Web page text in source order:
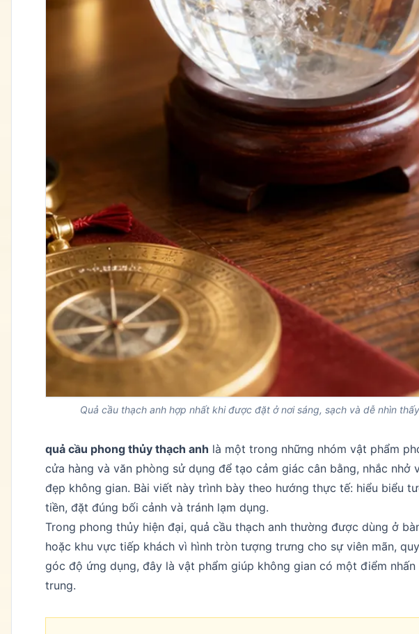
Quả cầu thạch anh hợp nhất khi được đặt ở nơi sáng, sạch và dễ nhìn
quả cầu phong thủy thạch anh là một trong những nhóm vật phẩm
cửa hàng và văn phòng sử dụng để tạo cảm giác cân bằng, nhắc nhở
đẹp không gian. Bài viết này trình bày theo hướng thực tế: hiểu biểu
tiền, đặt đúng bối cảnh và tránh lạm dụng.
Trong phong thủy hiện đại, quả cầu thạch anh thường được dùng ở
hoặc khu vực tiếp khách vì hình tròn tượng trưng cho sự viên mãn,
góc độ ứng dụng, đây là vật phẩm giúp không gian có một điểm
trung.